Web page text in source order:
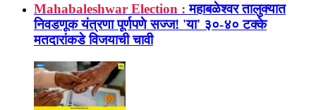
Mahabaleshwar Election : महाबळेश्वर तालुक्यात
निवडणूक यंत्रणा पूर्णपणे सज्ज! 'या' ३०-४० टक्के
मतदारांकडे विजयाची चावी